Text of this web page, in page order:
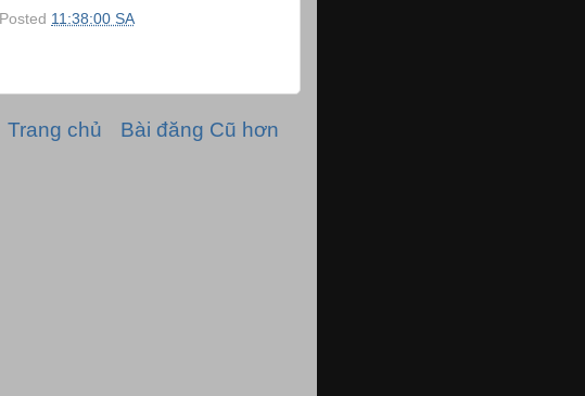
Posted 11:38:00 SA
Bài đăng Cũ hơn
Trang chủ